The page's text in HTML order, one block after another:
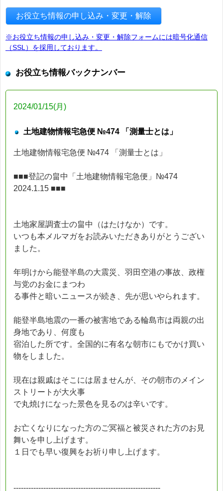
お役立ち情報の申し込み・変更・解除
※お役立ち情報の申し込み・変更・解除フォームには暗号化通信
（SSL）を採用しております。
お役立ち情報バックナンバー
2024/01/15(月)
土地建物情報宅急便 №474 「測量士とは」
土地建物情報宅急便 №474 「測量士とは」
■■■登記の畠中「土地建物情報宅急便」№474
2024.1.15 ■■■
土地家屋調査士の畠中（はたけなか）です。
いつも本メルマガをお読みいただきありがとうござい
ました。
年明けから能登半島の大震災、羽田空港の事故、政権
与党のお金にまつわ
る事件と暗いニュースが続き、先が思いやられます。
能登半島地震の一番の被害地である輪島市は両親の出
身地であり、何度も
宿泊した所です。全国的に有名な朝市にもでかけ買い
物をしました。
現在は親戚はそこには居ませんが、その朝市のメイン
ストリートが大火事
で丸焼けになった景色を見るのは辛いです。
お亡くなりになった方のご冥福と被災された方のお見
舞いを申し上げます。
１日でも早い復興をお祈り申し上げます。
-----------------------------------------------------------